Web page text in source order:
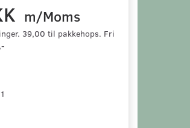
m/Moms
39,00 til pakkehops. Fri